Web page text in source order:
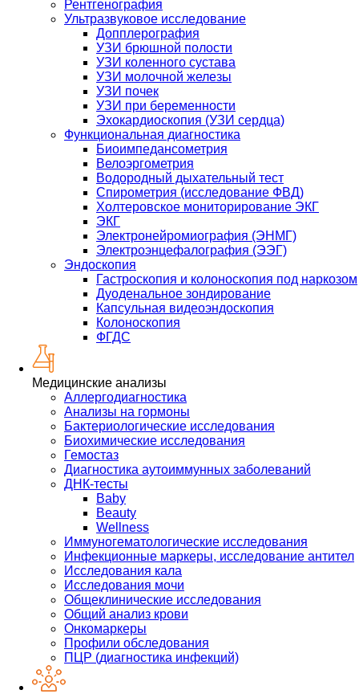
Рентгенография
Ультразвуковое исследование
Допплерография
УЗИ брюшной полости
УЗИ коленного сустава
УЗИ молочной железы
УЗИ почек
УЗИ при беременности
Эхокардиоскопия (УЗИ сердца)
Функциональная диагностика
Биоимпедансометрия
Велоэргометрия
Водородный дыхательный тест
Спирометрия (исследование ФВД)
Холтеровское мониторирование ЭКГ
ЭКГ
Электронейромиография (ЭНМГ)
Электроэнцефалография (ЭЭГ)
Эндоскопия
Гастроскопия и колоноскопия под наркозом
Дуоденальное зондирование
Капсульная видеоэндоскопия
Колоноскопия
ФГДС
Медицинские анализы
Аллергодиагностика
Анализы на гормоны
Бактериологические исследования
Биохимические исследования
Гемостаз
Диагностика аутоиммунных заболеваний
ДНК-тесты
Baby
Beauty
Wellness
Иммуногематологические исследования
Инфекционные маркеры, исследование антител
Исследования кала
Исследования мочи
Общеклинические исследования
Общий анализ крови
Онкомаркеры
Профили обследования
ПЦР (диагностика инфекций)